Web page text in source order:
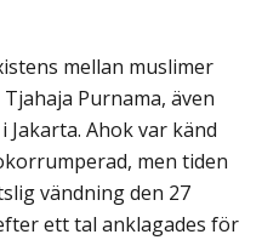
mellan muslimer
Purnama, även
Ahok var känd
men tiden
vändning den 27
ett tal anklagades för